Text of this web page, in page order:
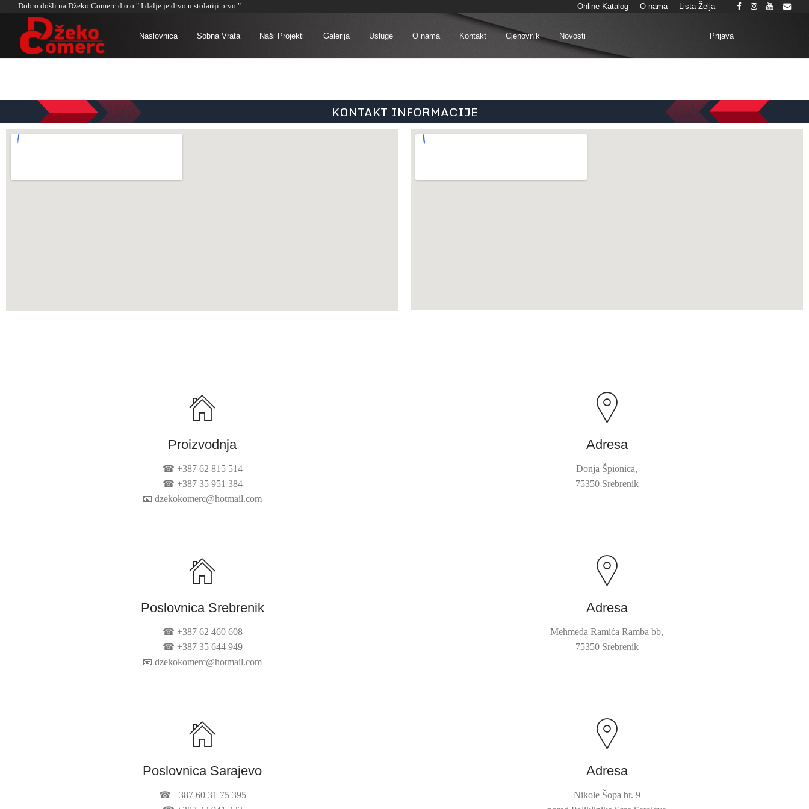
Dobro došli na Džeko Comerc d.o.o " I dalje je drvo u stolariji prvo " Online Katalog O nama Lista Želja
Naslovnica Sobna Vrata Naši Projekti Galerija Usluge O nama Kontakt Cjenovnik Novosti Prijava
KONTAKT INFORMACIJE
Proizvodnja
☎ +387 62 815 514
☎ +387 35 951 384
📧 dzekokomerc@hotmail.com
Adresa
Donja Špionica,
75350 Srebrenik
Poslovnica Srebrenik
☎ +387 62 460 608
☎ +387 35 644 949
📧 dzekokomerc@hotmail.com
Adresa
Mehmeda Ramića Ramba bb,
75350 Srebrenik
Poslovnica Sarajevo
☎ +387 60 31 75 395
Adresa
Nikole Šopa br. 9